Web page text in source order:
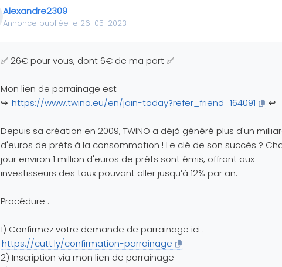
Alexandre2309
Annonce publiée le 26-05-2023
✅ 26€ pour vous, dont 6€ de ma part ✅
Mon lien de parrainage est
↪️ https://www.twino.eu/en/join-today?refer_friend=164091 ↩️
Depuis sa création en 2009, TWINO a déjà généré plus d'un
d'euros de prêts à la consommation ! Le clé de son succès ?
jour environ 1 million d'euros de prêts sont émis, offrant aux
investisseurs des taux pouvant aller jusqu’à 12% par an.
Procédure :
1) Confirmez votre demande de parrainage ici :
https://cutt.ly/confirmation-parrainage
2) Inscription via mon lien de parrainage